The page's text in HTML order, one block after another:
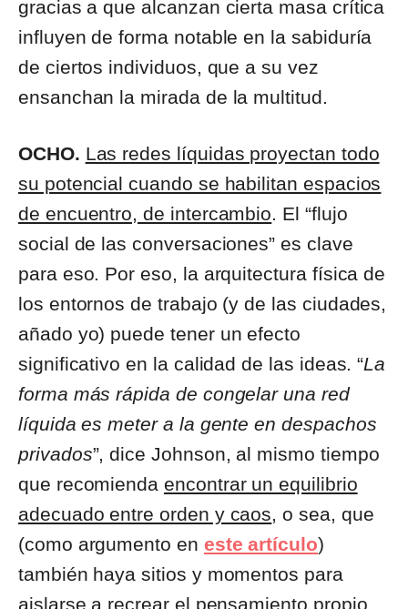
gracias a que alcanzan cierta masa crítica
influyen de forma notable en la sabiduría
de ciertos individuos, que a su vez
ensanchan la mirada de la multitud.
OCHO. Las redes líquidas proyectan todo
su potencial cuando se habilitan espacios
de encuentro, de intercambio. El “flujo
social de las conversaciones” es clave
para eso. Por eso, la arquitectura física de
los entornos de trabajo (y de las ciudades,
añado yo) puede tener un efecto
significativo en la calidad de las ideas. “La
forma más rápida de congelar una red
líquida es meter a la gente en despachos
privados”, dice Johnson, al mismo tiempo
que recomienda encontrar un equilibrio
adecuado entre orden y caos, o sea, que
(como argumento en este artículo)
también haya sitios y momentos para
aislarse a recrear el pensamiento propio.